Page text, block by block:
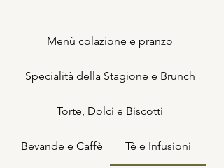
Menù colazione e pranzo
Specialità della Stagione e Brunch
Torte, Dolci e Biscotti
Bevande e Caffè Tè e Infusioni